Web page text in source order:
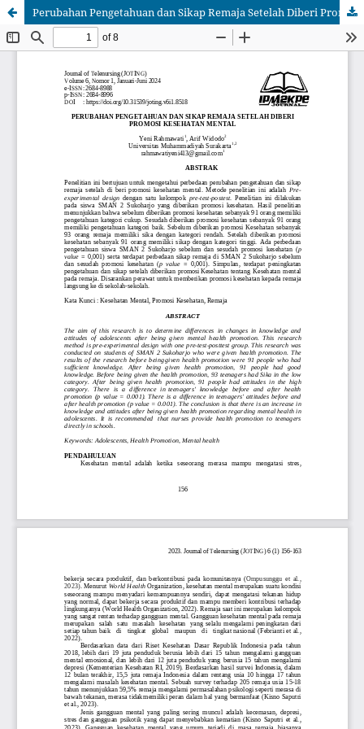
Perubahan Pengetahuan dan Sikap Remaja Setelah Diberi Promosi Kesehatan Mental